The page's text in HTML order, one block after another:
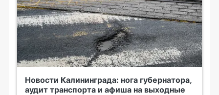
Новости Калининграда: нога губернатора,
аудит транспорта и афиша на выходные